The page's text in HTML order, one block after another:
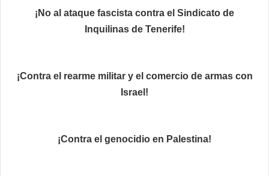
¡No al ataque fascista contra el Sindicato de
Inquilinas de Tenerife!
¡Contra el rearme militar y el comercio de armas con
Israel!
¡Contra el genocidio en Palestina!